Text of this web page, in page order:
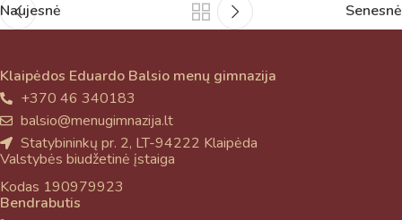
Naujesnė Senesnė
Klaipėdos Eduardo Balsio menų gimnazija
+370 46 340183
balsio@menugimnazija.lt
Statybininkų pr. 2, LT-94222 Klaipėda
Valstybės biudžetinė įstaiga
Kodas 190979923
Bendrabutis